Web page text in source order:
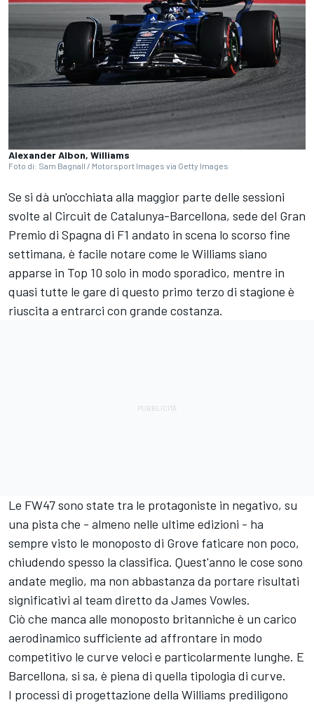
Alexander Albon, Williams
Foto di: Sam Bagnall / Motorsport Images via Getty Images
Se si dà un'occhiata alla maggior parte delle sessioni
svolte al Circuit de Catalunya-Barcellona, sede del Gran
Premio di Spagna di F1 andato in scena lo scorso fine
settimana, è facile notare come le Williams siano
apparse in Top 10 solo in modo sporadico, mentre in
quasi tutte le gare di questo primo terzo di stagione è
riuscita a entrarci con grande costanza.
Le FW47 sono state tra le protagoniste in negativo, su
una pista che - almeno nelle ultime edizioni - ha
sempre visto le monoposto di Grove faticare non poco,
chiudendo spesso la classifica. Quest'anno le cose sono
andate meglio, ma non abbastanza da portare risultati
significativi al team diretto da James Vowles.
Ciò che manca alle monoposto britanniche è un carico
aerodinamico sufficiente ad affrontare in modo
competitivo le curve veloci e particolarmente lunghe. E
Barcellona, si sa, è piena di quella tipologia di curve.
I processi di progettazione della Williams prediligono